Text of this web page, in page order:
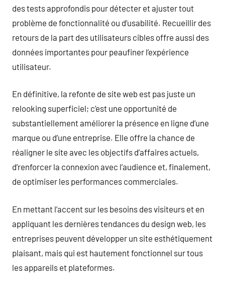
des tests approfondis pour détecter et ajuster tout
problème de fonctionnalité ou d’usabilité. Recueillir des
retours de la part des utilisateurs cibles offre aussi des
données importantes pour peaufiner l’expérience
utilisateur.
En définitive, la refonte de site web est pas juste un
relooking superficiel; c’est une opportunité de
substantiellement améliorer la présence en ligne d’une
marque ou d’une entreprise. Elle offre la chance de
réaligner le site avec les objectifs d’affaires actuels,
d’renforcer la connexion avec l’audience et, finalement,
de optimiser les performances commerciales.
En mettant l’accent sur les besoins des visiteurs et en
appliquant les dernières tendances du design web, les
entreprises peuvent développer un site esthétiquement
plaisant, mais qui est hautement fonctionnel sur tous
les appareils et plateformes.